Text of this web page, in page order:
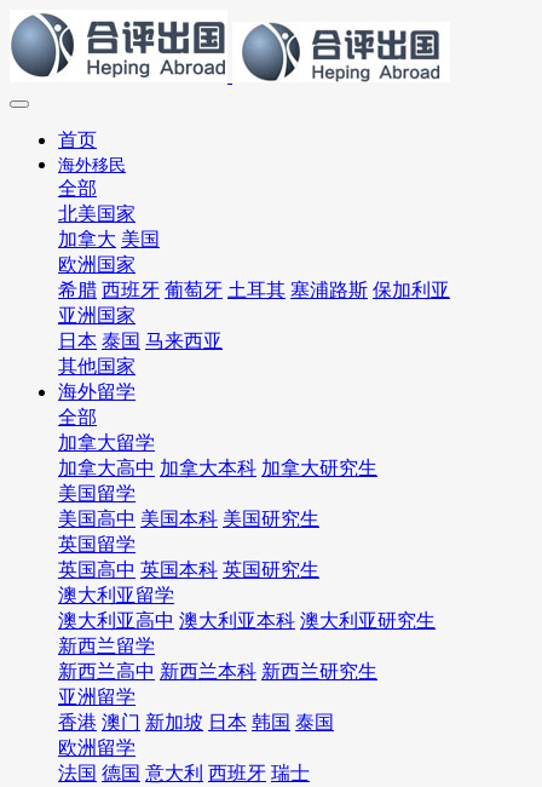
首页
海外移民
全部
北美国家
加拿大 美国
欧洲国家
希腊 西班牙 葡萄牙 土耳其 塞浦路斯 保加利亚
亚洲国家
日本 泰国 马来西亚
其他国家
海外留学
全部
加拿大留学
加拿大高中 加拿大本科 加拿大研究生
美国留学
美国高中 美国本科 美国研究生
英国留学
英国高中 英国本科 英国研究生
澳大利亚留学
澳大利亚高中 澳大利亚本科 澳大利亚研究生
新西兰留学
新西兰高中 新西兰本科 新西兰研究生
亚洲留学
香港 澳门 新加坡 日本 韩国 泰国
欧洲留学
法国 德国 意大利 西班牙 瑞士